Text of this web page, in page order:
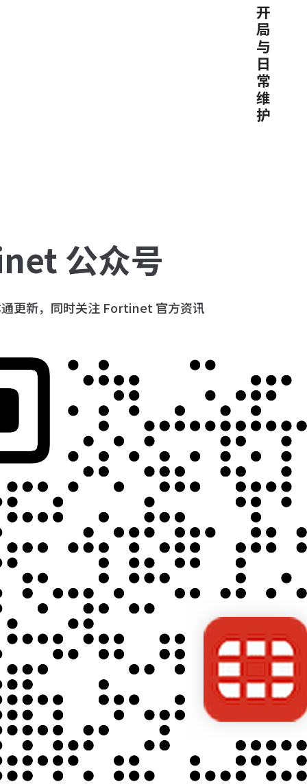
开
局
与
日
常
维
护
公众号
更新，同时关注 Fortinet 官方资讯